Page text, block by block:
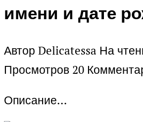
имени и дате
Автор Delicatessa На
Просмотров 20
Описание…